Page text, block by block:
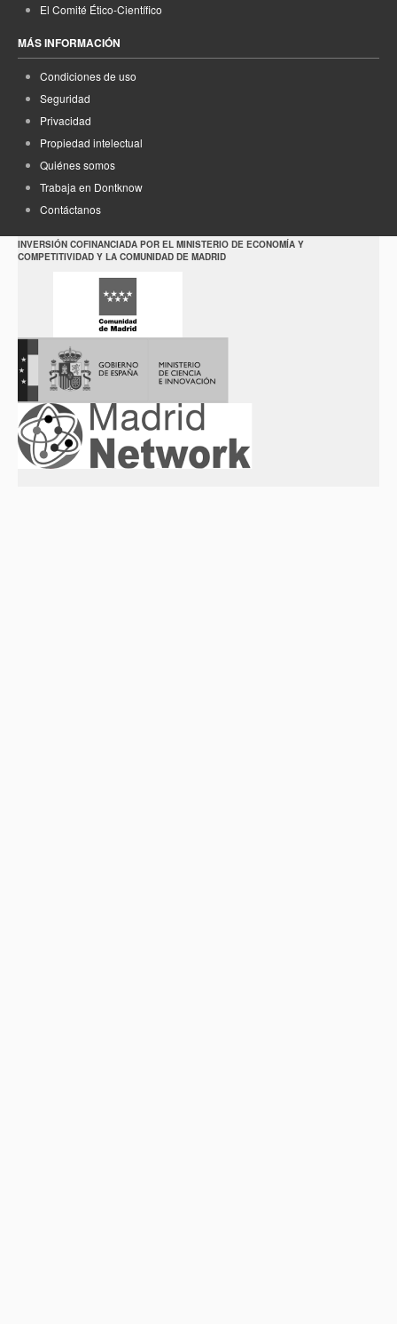
El Comité Ético-Científico
MÁS INFORMACIÓN
Condiciones de uso
Seguridad
Privacidad
Propiedad intelectual
Quiénes somos
Trabaja en Dontknow
Contáctanos
INVERSIÓN COFINANCIADA POR EL MINISTERIO DE ECONOMÍA Y
COMPETITIVIDAD Y LA COMUNIDAD DE MADRID